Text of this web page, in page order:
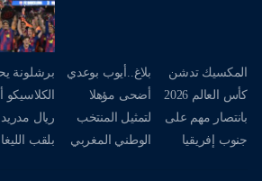
المكسيك تدشن
كأس العالم 2026
بانتصار مهم على
جنوب إفريقيا
بلاغ..أيوب بوعدي
أضحى مؤهلا
لتمثيل المنتخب
الوطني المغربي
برشلونة
الكلاسيكو
ريال
بلقب